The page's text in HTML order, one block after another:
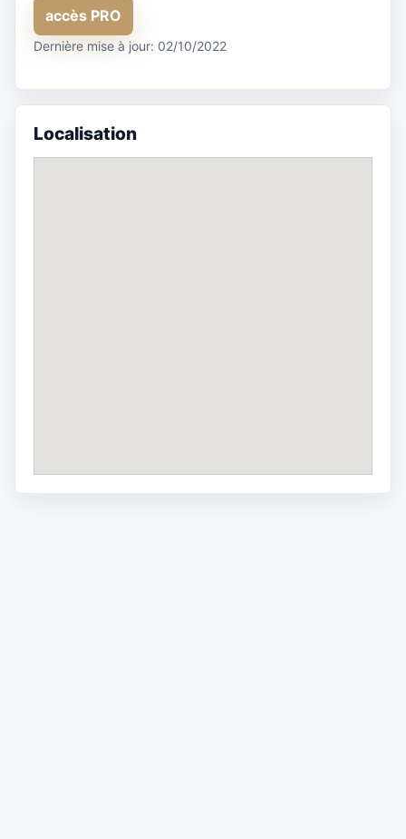
accès PRO
Dernière mise à jour: 02/10/2022
Localisation